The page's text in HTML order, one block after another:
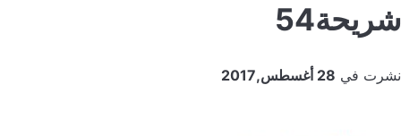
شريحة54
نشرت في 28 أغسطس,2017